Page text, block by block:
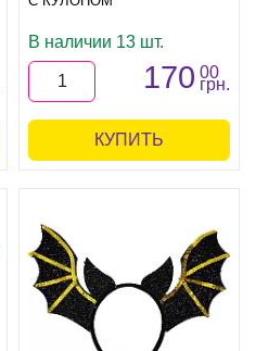
В наличии 13 шт.
170 00
грн.
КУПИТЬ